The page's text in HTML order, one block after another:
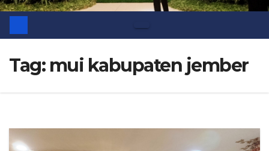
Tag: mui kabupaten jember